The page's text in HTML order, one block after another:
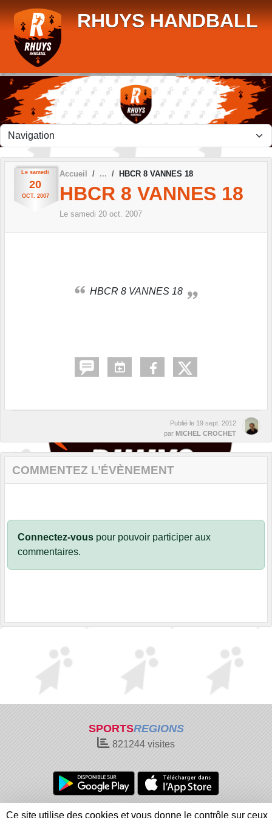
RHUYS HANDBALL
Le samedi
20
OCT. 2007
Accueil HBCR 8 VANNES 18
HBCR 8 VANNES 18
Le samedi 20 oct. 2007
HBCR 8 VANNES 18
Publié le 19 sept. 2012
par MICHEL CROCHET
COMMENTEZ L’ÉVÈNEMENT
Connectez-vous pour pouvoir participer aux
commentaires.
SPORTSREGIONS
821244 visites
Charte cookies Gestion des cookies
Panneau de gestion des cookies
Ce site utilise des cookies et vous donne le contrôle sur ceux